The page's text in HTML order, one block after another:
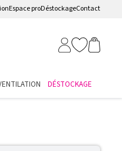
Espace proDéstockageContact
DÉSTOCKAGE